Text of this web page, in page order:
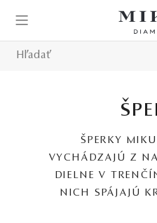
ŠPERKY
VYCHÁDZAJÚ Z
DIELNE V
NICH SPÁJAJÚ